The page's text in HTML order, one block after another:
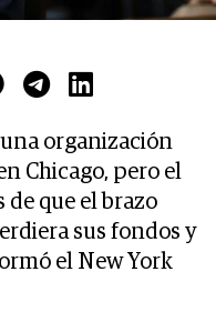
organización
Chicago, pero el
que el brazo
sus fondos y
el New York